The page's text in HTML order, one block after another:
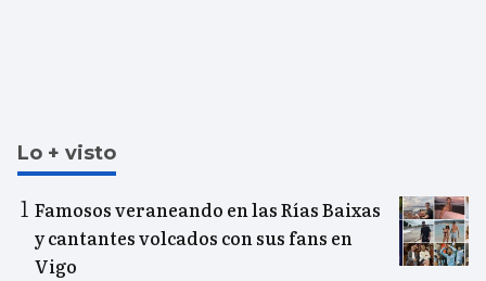
Lo + visto
Famosos veraneando en las Rías Baixas
y cantantes volcados con sus fans en
Vigo